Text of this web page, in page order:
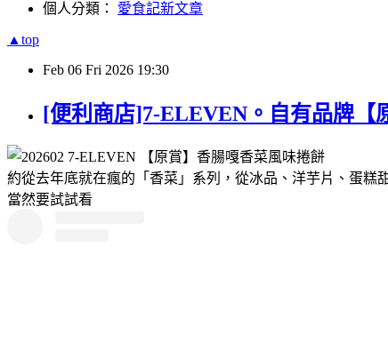
個人分類： 愛食記新文章
▲top
Feb 06 Fri 2026 19:30
[便利商店]7-ELEVEN。自有品牌【
約從去年底就在瘋的「香菜」系列，從冰品、洋芋片、蛋糕
當然要試試看